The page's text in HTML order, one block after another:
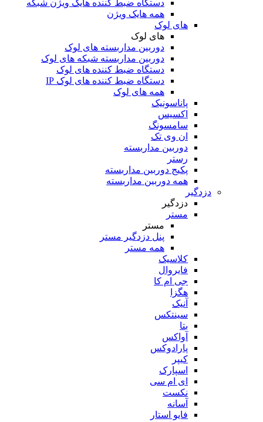
دستگاه ضبط کننده هایک ویژن شبکه
همه هایک ویژن
های لوک
های لوک
دوربین مداربسته های لوک
دوربین مداربسته شبکه های لوک
دستگاه ضبط کننده های لوک
دستگاه ضبط کننده های لوک IP
همه های لوک
پاناسونیک
اکسیس
سامسونگ
ان وی تک
دوربین مداربسته
رستر
پکیج دوربین مداربسته
همه دوربین مداربسته
دزدگیر
دزدگیر
مستر
مستر
پنل دزدگیر مستر
همه مستر
کلاسیک
فایروال
جی ام کا
هگزا
آنیک
سینتکس
بتا
آواکس
پارادوکس
کیپر
اسپارک
ای ام سی
نکست
آسانه
فایو استار